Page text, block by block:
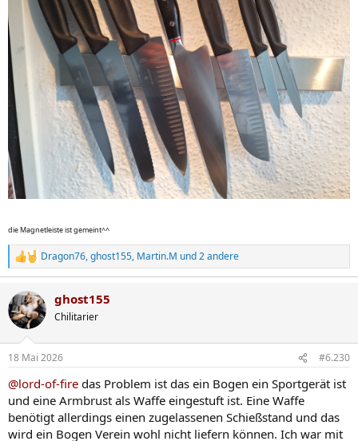
die Magnetleiste ist gemeint^^
R
e
k
t
i
e
:
Dragon76,ghost155, Martin.M und 2 andere
ghost155
Chilitarier
18 Mai 2026 #6.230
@lord-of-fire das Problem ist das ein Bogen ein Sportgerät ist
und eine Armbrust als Waffe eingestuft ist. Eine Waffe
benötigt allerdings einen zugelassenen Schießstand und das
wird ein Bogen Verein wohl nicht liefern können. Ich war mit